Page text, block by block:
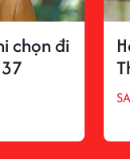
chọn đi